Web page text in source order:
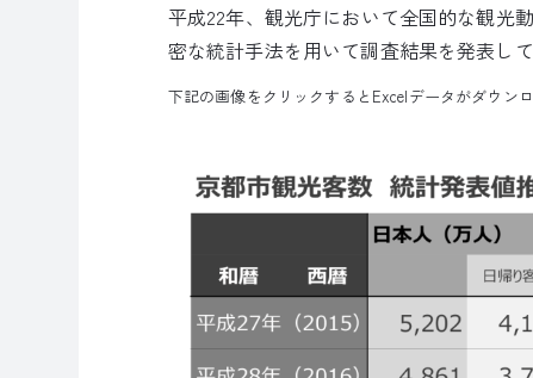
平成22年、観光庁において全国的な観光
密な統計手法を用いて調査結果を発表して
下記の画像をクリックするとExcelデータがダウン